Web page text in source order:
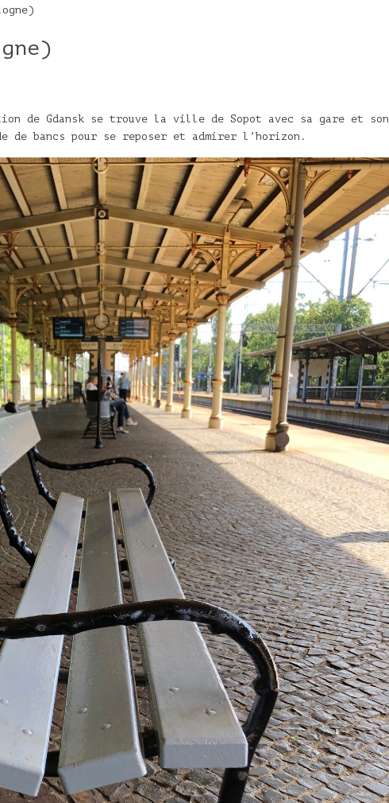
de Gdansk se trouve la ville de Sopot avec sa gare et son
de bancs pour se reposer et admirer l’horizon.